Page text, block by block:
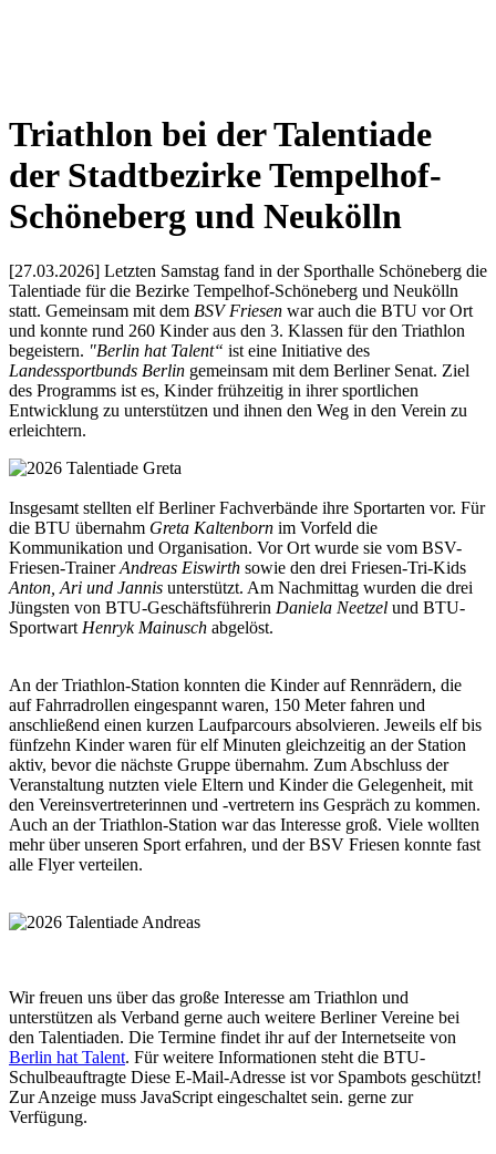
Triathlon bei der Talentiade
der Stadtbezirke Tempelhof-
Schöneberg und Neukölln
[27.03.2026] Letzten Samstag fand in der Sporthalle Schöneberg die
Talentiade für die Bezirke Tempelhof-Schöneberg und Neukölln
statt. Gemeinsam mit dem BSV Friesen war auch die BTU vor Ort
und konnte rund 260 Kinder aus den 3. Klassen für den Triathlon
begeistern. "Berlin hat Talent“ ist eine Initiative des
Landessportbunds Berlin gemeinsam mit dem Berliner Senat. Ziel
des Programms ist es, Kinder frühzeitig in ihrer sportlichen
Entwicklung zu unterstützen und ihnen den Weg in den Verein zu
erleichtern.
Insgesamt stellten elf Berliner Fachverbände ihre Sportarten vor. Für
die BTU übernahm Greta Kaltenborn im Vorfeld die
Kommunikation und Organisation. Vor Ort wurde sie vom BSV-
Friesen-TrainerAndreas Eiswirth sowie den drei Friesen-Tri-Kids
Anton, Ari und Jannis unterstützt. Am Nachmittag wurden die drei
Jüngsten von BTU-Geschäftsführerin Daniela Neetzel und BTU-
Sportwart Henryk Mainusch abgelöst.
An der Triathlon-Station konnten die Kinder auf Rennrädern, die
auf Fahrradrollen eingespannt waren, 150 Meter fahren und
anschließend einen kurzen Laufparcours absolvieren. Jeweils elf bis
fünfzehn Kinder waren für elf Minuten gleichzeitig an der Station
aktiv, bevor die nächste Gruppe übernahm. Zum Abschluss der
Veranstaltung nutzten viele Eltern und Kinder die Gelegenheit, mit
den Vereinsvertreterinnen und -vertretern ins Gespräch zu kommen.
Auch an der Triathlon-Station war das Interesse groß. Viele wollten
mehr über unseren Sport erfahren, und der BSV Friesen konnte fast
alle Flyer verteilen.
Wir freuen uns über das große Interesse am Triathlon und
unterstützen als Verband gerne auch weitere Berliner Vereine bei
den Talentiaden. Die Termine findet ihr auf der Internetseite von
Berlin hat Talent. Für weitere Informationen steht die BTU-
Schulbeauftragte Diese E-Mail-Adresse ist vor Spambots geschützt!
Zur Anzeige muss JavaScript eingeschaltet sein. gerne zur
Verfügung.